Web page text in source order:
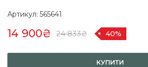
Артикул: 565641
14 900₴ 24 833₴ 40%
КУПИТИ